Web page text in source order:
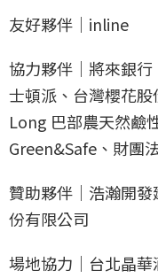
友好夥伴｜inline
協力夥伴｜將來銀
士頓派、台灣櫻花
Long 巴部農天然鹼
Green&Safe、財團
贊助夥伴｜浩瀚開
份有限公司
場地協力｜台北晶華